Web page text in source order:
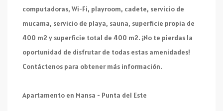
computadoras, Wi-Fi, playroom, cadete, servicio de
mucama, servicio de playa, sauna, superficie propia de
400 m2 y superficie total de 400 m2. ¡No te pierdas la
oportunidad de disfrutar de todas estas amenidades!
Contáctenos para obtener más información.
Apartamento en Mansa - Punta del Este